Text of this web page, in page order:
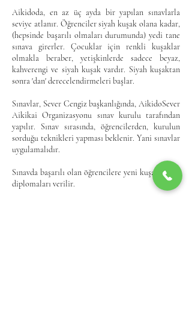
Aikidoda, en az üç ayda bir yapılan sınavlarla
seviye atlanır. Öğrenciler siyah kuşak olana kadar,
(hepsinde başarılı olmaları durumunda) yedi tane
sınava girerler. Çocuklar için renkli kuşaklar
olmakla beraber, yetişkinlerde sadece beyaz,
kahverengi ve siyah kuşak vardır. Siyah kuşaktan
sonra 'dan' derecelendirmeleri başlar.
Sınavlar, Sever Cengiz başkanlığında, AikidoSever
Aikikai Organizasyonu sınav kurulu tarafından
yapılır. Sınav sırasında, öğrencilerden, kurulun
sorduğu teknikleri yapması beklenir. Yani sınavlar
uygulamalıdır.
Sınavda başarılı olan öğrencilere yeni kuşakları ve
diplomaları verilir.